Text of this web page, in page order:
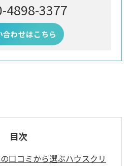
4898-3377
合わせはこちら
目次
口コミから選ぶハウスクリ